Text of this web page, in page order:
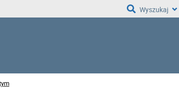
Wyszukaj